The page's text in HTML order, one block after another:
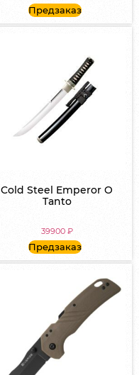
Предзаказ
Cold Steel Emperor O
Tanto
39900 ₽
Предзаказ